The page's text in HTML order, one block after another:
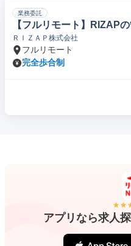
業務委託
【フルリモート】RIZAP
ＲＩＺＡＰ株式会社
フルリモート
完全歩合制
アプリなら求人